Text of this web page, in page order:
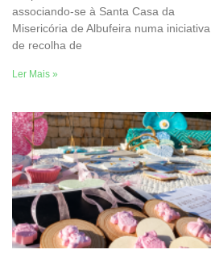
associando-se à Santa Casa da
Misericória de Albufeira numa iniciativa
de recolha de
Ler Mais »